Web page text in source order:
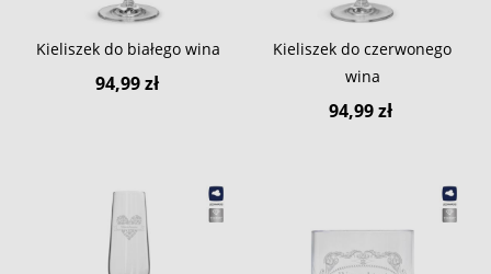
Kieliszek do białego wina
94,99 zł
Kieliszek do czerwonego
wina
94,99 zł